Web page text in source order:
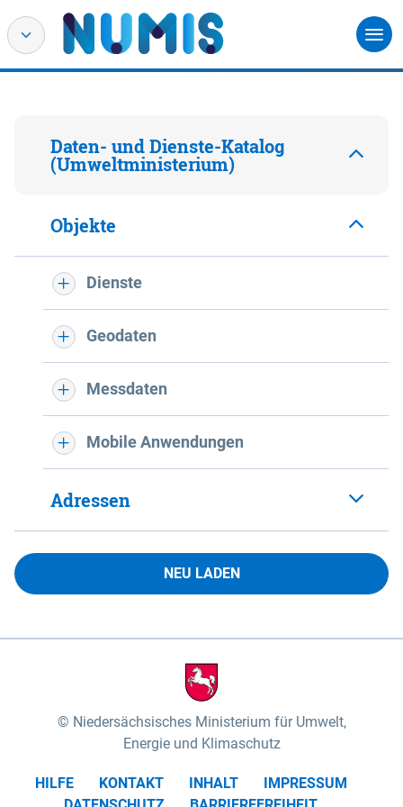
Daten- und Dienste-Katalog
(Umweltministerium)
Objekte
Dienste
Geodaten
Messdaten
Mobile Anwendungen
Adressen
NEU LADEN
Niedersächsisches Ministerium für Umwelt,
Energie und Klimaschutz
HILFE KONTAKT INHALT
IMPRESSUM